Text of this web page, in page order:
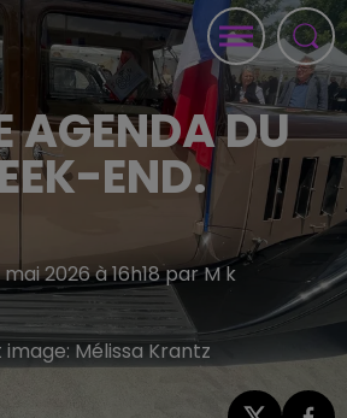
AGENDA DU
END.
2026 à 16h18 par M k
Mélissa Krantz